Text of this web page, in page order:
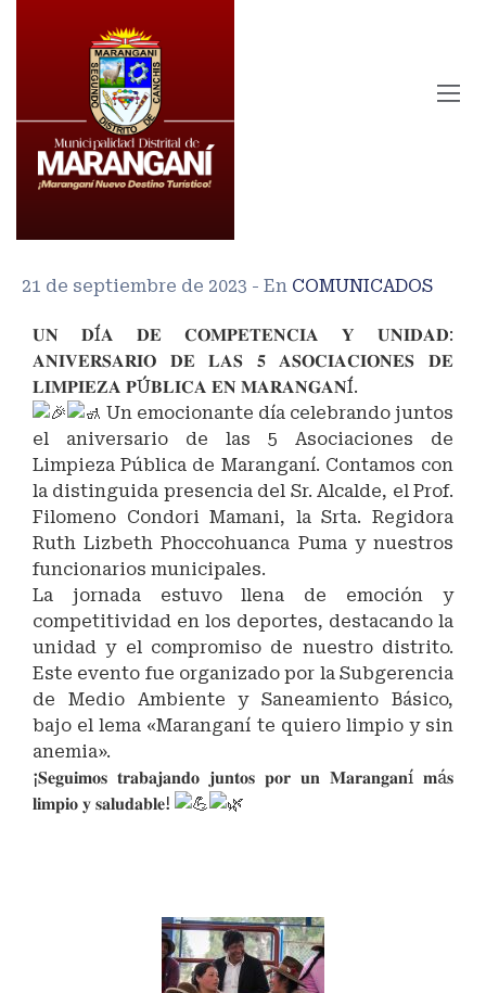
21 de septiembre de 2023 - En COMUNICADOS
𝐔𝐍 𝐃Í𝐀 𝐃𝐄 𝐂𝐎𝐌𝐏𝐄𝐓𝐄𝐍𝐂𝐈𝐀 𝐘 𝐔𝐍𝐈𝐃𝐀𝐃:
𝐀𝐍𝐈𝐕𝐄𝐑𝐒𝐀𝐑𝐈𝐎 𝐃𝐄 𝐋𝐀𝐒 𝟓 𝐀𝐒𝐎𝐂𝐈𝐀𝐂𝐈𝐎𝐍𝐄𝐒 𝐃𝐄
𝐋𝐈𝐌𝐏𝐈𝐄𝐙𝐀 𝐏Ú𝐁𝐋𝐈𝐂𝐀 𝐄𝐍 𝐌𝐀𝐑𝐀𝐍𝐆𝐀𝐍Í.
Un emocionante día celebrando juntos
el aniversario de las 5 Asociaciones de
Limpieza Pública de Maranganí. Contamos con
la distinguida presencia del Sr. Alcalde, el Prof.
Filomeno Condori Mamani, la Srta. Regidora
Ruth Lizbeth Phoccohuanca Puma y nuestros
funcionarios municipales.
La jornada estuvo llena de emoción y
competitividad en los deportes, destacando la
unidad y el compromiso de nuestro distrito.
Este evento fue organizado por la Subgerencia
de Medio Ambiente y Saneamiento Básico,
bajo el lema «Maranganí te quiero limpio y sin
anemia».
¡𝐒𝐞𝐠𝐮𝐢𝐦𝐨𝐬 𝐭𝐫𝐚𝐛𝐚𝐣𝐚𝐧𝐝𝐨 𝐣𝐮𝐧𝐭𝐨𝐬 𝐩𝐨𝐫 𝐮𝐧 𝐌𝐚𝐫𝐚𝐧𝐠𝐚𝐧í 𝐦á𝐬
𝐥𝐢𝐦𝐩𝐢𝐨 𝐲 𝐬𝐚𝐥𝐮𝐝𝐚𝐛𝐥𝐞!